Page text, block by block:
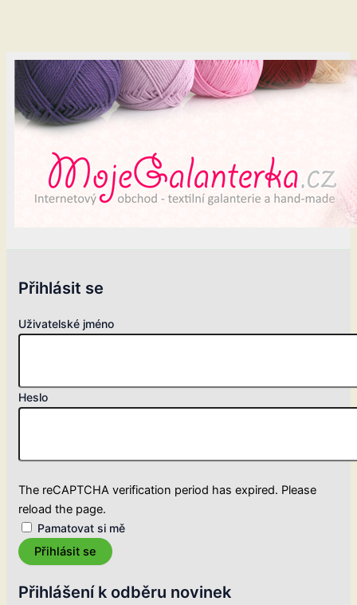
Přihlásit se
Uživatelské jméno
Heslo
The reCAPTCHA verification period has expired. Please
reload the page.
Pamatovat si mě
Přihlásit se
Přihlášení k odběru novinek